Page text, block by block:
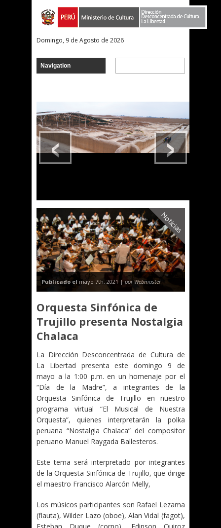
Domingo, 9 de Agosto de 2026
›
‹
Noticias
Publicado el mayo 7th, 2021 |por Webmaster
Orquesta Sinfónica de
Trujillo presenta Nostalgia
Chalaca
La Dirección Desconcentrada de Cultura de
La Libertad presenta este domingo 9 de
mayo a la 1:00 p.m. en un homenaje por el
“Día de la Madre”, a integrantes de la
Orquesta Sinfónica de Trujillo en nuestro
programa virtual “El Musical de Nuestra
Orquesta”, quienes interpretarán la polka
peruana “Nostalgia Chalaca” del compositor
peruano Manuel Raygada Ballesteros.
Este tema será interpretado por integrantes
de la Orquesta Sinfónica de Trujillo, que dirige
el maestro Francisco Alarcón Melly,
Los músicos participantes son Rafael Lezama
(flauta), Wilder Lazo (oboe), Alan Vidal (fagot),